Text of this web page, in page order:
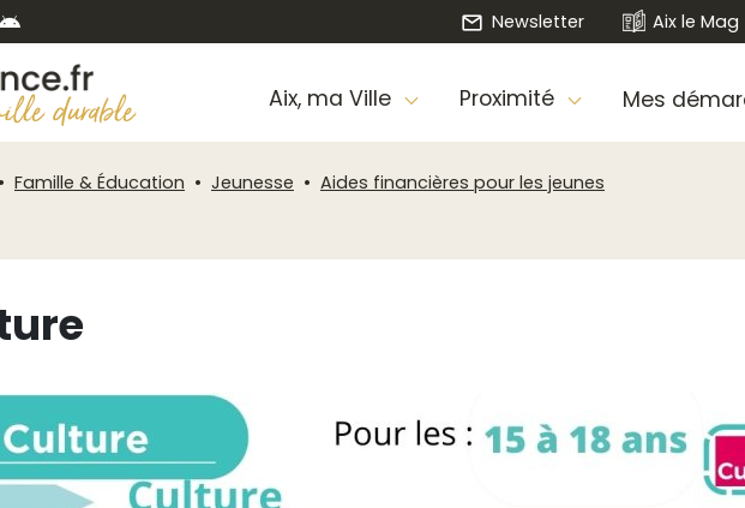
Newsletter Aix le Mag
Aix, ma Ville Proximité Mes
Famille & Éducation Jeunesse
Aides financières pour les jeunes